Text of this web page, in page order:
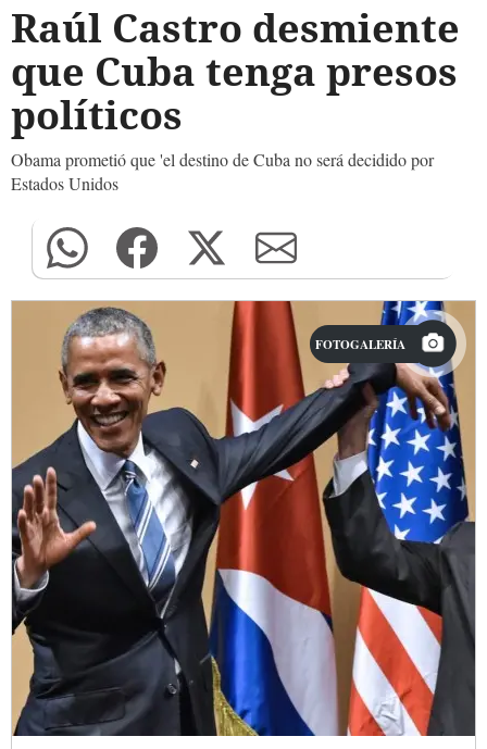
Raúl Castro desmiente
que Cuba tenga presos
políticos
Obama prometió que 'el destino de Cuba no será decidido por
Estados Unidos
FOTOGALERÍA